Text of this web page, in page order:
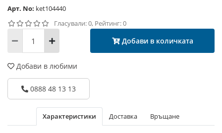
Арт. No: ket104440
Гласували: 0, Рейтинг: 0
Добави в количката
Добави в любими
0888 48 13 13
Характеристики Доставка Връщане